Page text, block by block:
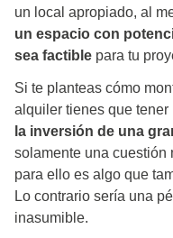
un local apropiado, al
un espacio con
sea factible para tu
Si te planteas cómo
alquiler tienes que
la inversión de una
solamente una cuestión
para ello es algo que
Lo contrario sería una
inasumible.